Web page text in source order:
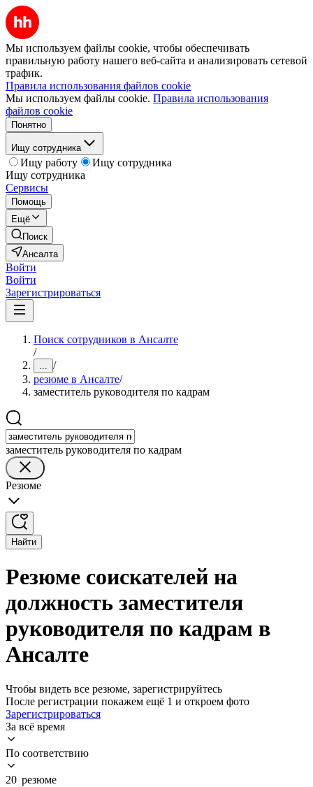
Мы используем файлы cookie, чтобы обеспечивать
правильную работу нашего веб-сайта и анализировать сетевой
трафик.
Правила использования файлов cookie
Мы используем файлы cookie. Правила использования
файлов cookie
Понятно
Ищу сотрудника
Ищу работу
Ищу сотрудника
Ищу сотрудника
Сервисы
Помощь
Ещё
Поиск
Ансалта
Войти
Войти
Зарегистрироваться
Поиск сотрудников в Ансалте
/
... /
резюме в Ансалте/
заместитель руководителя по кадрам
заместитель руководителя по кадрам
Резюме
Найти
Резюме соискателей на
должность заместителя
руководителя по кадрам в
Ансалте
Чтобы видеть все резюме, зарегистрируйтесь
После регистрации покажем ещё 1 и откроем фото
Зарегистрироваться
За всё время
По соответствию
20 резюме